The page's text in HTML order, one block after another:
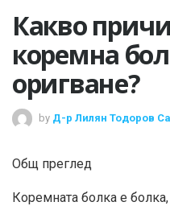
Какво
коремна
оригване?
by Д-р Лилян Тодоров
Общ преглед
Коремната болка е